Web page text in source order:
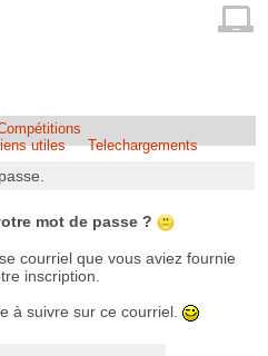
utiles Telechargements
mot de passe ?
courriel que vous aviez fournie
inscription.
à suivre sur ce courriel.